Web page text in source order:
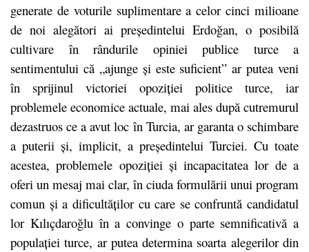
generate de voturile suplimentare a celor cinci milioane
de noi alegători ai președintelui Erdoğan, o posibilă
cultivare în rândurile opiniei publice turce a
sentimentului că „ajunge și este suficient” ar putea veni
în sprijinul victoriei opoziției politice turce, iar
problemele economice actuale, mai ales după cutremurul
dezastruos ce a avut loc în Turcia, ar garanta o schimbare
a puterii și, implicit, a președintelui Turciei. Cu toate
acestea, problemele opoziției și incapacitatea lor de a
oferi un mesaj mai clar, în ciuda formulării unui program
comun și a dificultăților cu care se confruntă candidatul
lor Kılıçdaroğlu în a convinge o parte semnificativă a
populației turce, ar putea determina soarta alegerilor din